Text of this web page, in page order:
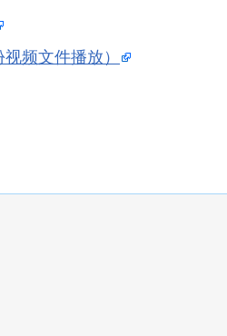
频文件播放）